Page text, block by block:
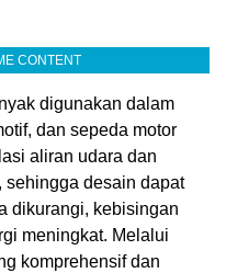
CONTENT
digunakan dalam
dan sepeda motor
aliran udara dan
sehingga desain dapat
dikurangi, kebisingan
meningkat. Melalui
komprehensif dan